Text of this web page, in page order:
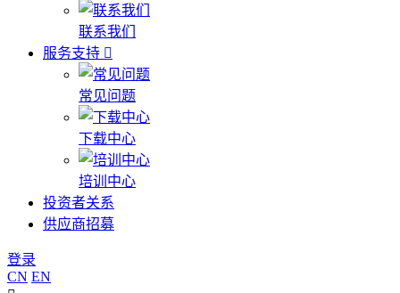
联系我们
服务支持
常见问题
下载中心
培训中心
投资者关系
供应商招募
登录
CN EN